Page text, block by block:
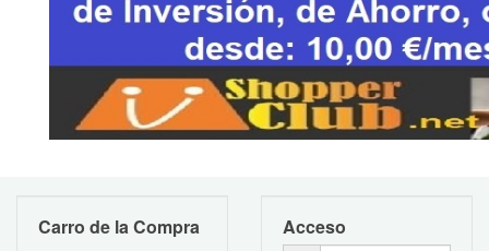
Carro de la Compra Acceso